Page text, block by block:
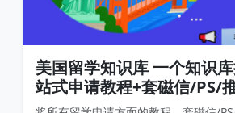
美国留学知识库 一个知识库
站式申请教程+套磁信/PS/
例文+各种模板证明